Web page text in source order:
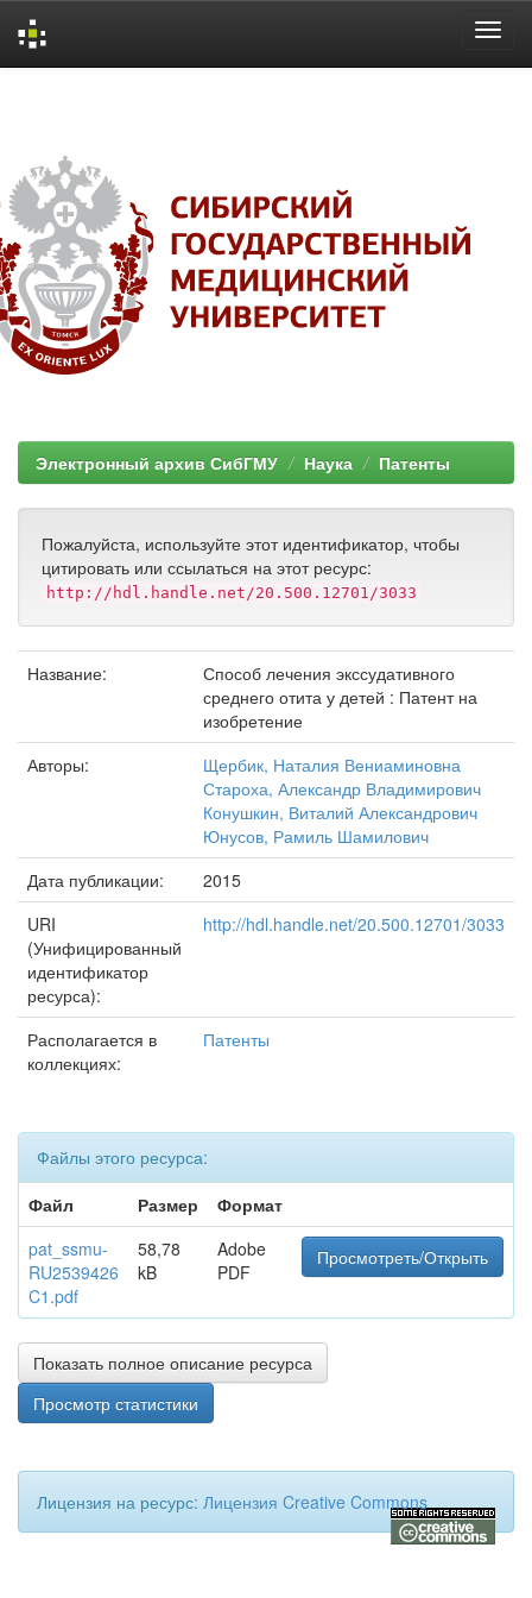
Электронный архив СибГМУ Наука Патенты
Пожалуйста, используйте этот идентификатор, чтобы
цитировать или ссылаться на этот ресурс:
http://hdl.handle.net/20.500.12701/3033
Название:
Способ лечения экссудативного
среднего отита у детей : Патент на
изобретение
Авторы:
Щербик, Наталия Вениаминовна
Староха, Александр Владимирович
Конушкин, Виталий Александрович
Юнусов, Рамиль Шамилович
Дата публикации:
2015
URI
(Унифицированный
идентификатор
ресурса):
http://hdl.handle.net/20.500.12701/3033
Располагается в
коллекциях:
Патенты
Файлы этого ресурса:
Файл
Размер
Формат
pat_ssmu-
RU2539426
C1.pdf
58,78
kB
Adobe
PDF
Просмотреть/Открыть
Показать полное описание ресурса
Просмотр статистики
Лицензия на ресурс: Лицензия Creative Commons